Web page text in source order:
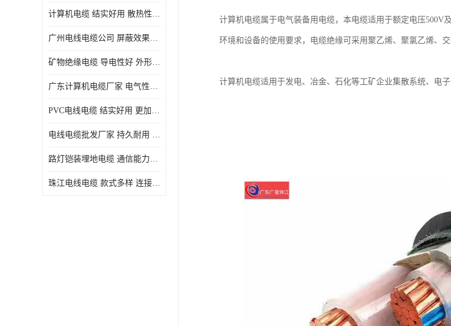
计算机电缆 结实好用 散热性良好
广州电线电缆公司 屏蔽效果良好 拆卸安装方便
矿物绝缘电缆 导电性好 外形美观大方
广东计算机电缆厂家 电气性能稳定 外形美观大方
PVC电线电缆 结实好用 更加省时省力
电线电缆批发厂家 持久耐用 铜芯含量高
路灯铠装埋地电缆 通信能力强 受外界干扰小
珠江电线电缆 款式多样 连接可靠安全
计算机电缆属于电气装备用电缆，本电缆适用于额定电压500V
环境和设备的使用要求，电缆绝缘可采用聚乙烯、聚氯乙烯、
计算机电缆适用于发电、冶金、石化等工矿企业集散系统、电